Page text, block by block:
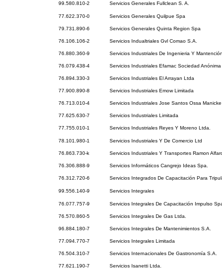
99.580.810-2 Servicios Generales Fullclean S. A.
77.622.370-0 Servicios Generales Quilpue Spa
79.731.890-6 Servicios Generales Quinta Region Spa
76.106.106-2 Servicios Indualtriales Gvl Comao S.A.
76.880.360-9 Servicios Industriales De Ingenieria Y
76.079.438-4 Servicios Industriales Efamac Sociedad Anónima
76.894.330-3 Servicios Industriales El Arrayan Ltda
77.900.890-8 Servicios Industriales Emow Limitada
76.713.010-4 Servicios Industriales Jose Santos Ossa Manicke
77.625.630-7 Servicios Industriales Limitada
77.755.010-1 Servicios Industriales Reyes Y Moreno Ltda.
78.101.980-1 Servicios Industriales Y De Comercio Ltd
76.863.730-k Servicios Industriales Y Transportes Ramon
76.306.888-9 Servicios Informáticos Cangrejo Ideas Spa.
76.312.720-6 Servicios Integrados De Capacitación Para
99.556.140-9 Servicios Integrales
76.077.757-9 Servicios Integrales De Capacitación Impulso
76.570.860-5 Servicios Integrales De Gas Ltda.
96.884.180-7 Servicios Integrales De Mantenimientos S.A.
77.094.770-7 Servicios Integrales Limitada
76.504.310-7 Servicios Internacionales De Gastronomía S.A.
77.621.190-7 Servicios Isanetti Ltda.